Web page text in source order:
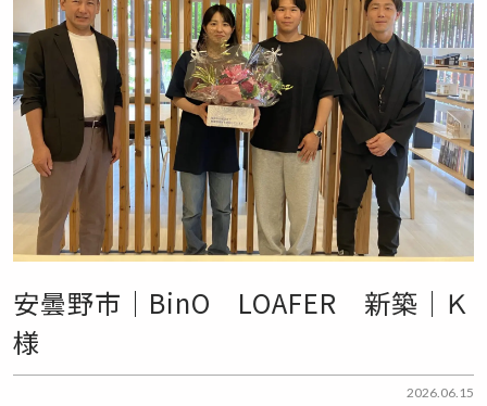
安曇野市｜BinO LOAFER 新築｜Ｋ
様
2026.06.15